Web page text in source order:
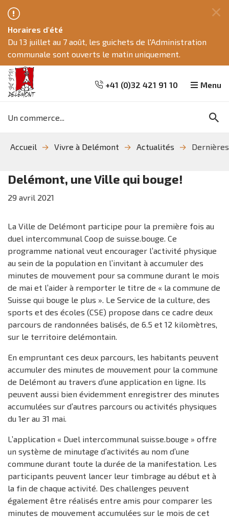
recherche
navigation
Horaires d'été
Du 13 juillet au 7 août, les guichets de l'Administration
communale sont ouverts le matin uniquement.
+41 (0)32 421 91 10
clés
Menu
Accueil Vivre à Delémont Actualités
Delémont, une Ville qui bouge!
29 avril 2021
La Ville de Delémont participe pour la première fois au
duel intercommunal Coop de suisse.bouge. Ce
programme national veut encourager l’activité physique
au sein de la population en l’invitant à accumuler des
minutes de mouvement pour sa commune durant le mois
de mai et l’aider à remporter le titre de « la commune de
Suisse qui bouge le plus ». Le Service de la culture, des
sports et des écoles (CSE) propose dans ce cadre deux
parcours de randonnées balisés, de 6.5 et 12 kilomètres,
sur le territoire delémontain.
En empruntant ces deux parcours, les habitants peuvent
accumuler des minutes de mouvement pour la commune
de Delémont au travers d’une application en ligne. Ils
peuvent aussi bien évidemment enregistrer des minutes
accumulées sur d’autres parcours ou activités physiques
du 1er au 31 mai.
L’application « Duel intercommunal suisse.bouge » offre
un système de minutage d’activités au nom d’une
commune durant toute la durée de la manifestation. Les
participants peuvent lancer leur timbrage au début et à
la fin de chaque activité. Des challenges peuvent
également être réalisés entre amis pour comparer les
minutes de mouvement accumulées sur le mois de cet